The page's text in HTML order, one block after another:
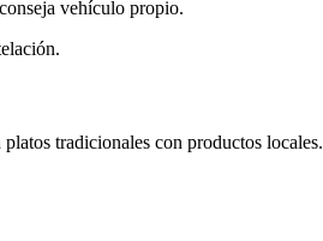
vehículo propio.
tradicionales con productos locales.